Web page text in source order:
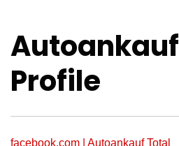
Profile
facebook.com | Autoankauf Total